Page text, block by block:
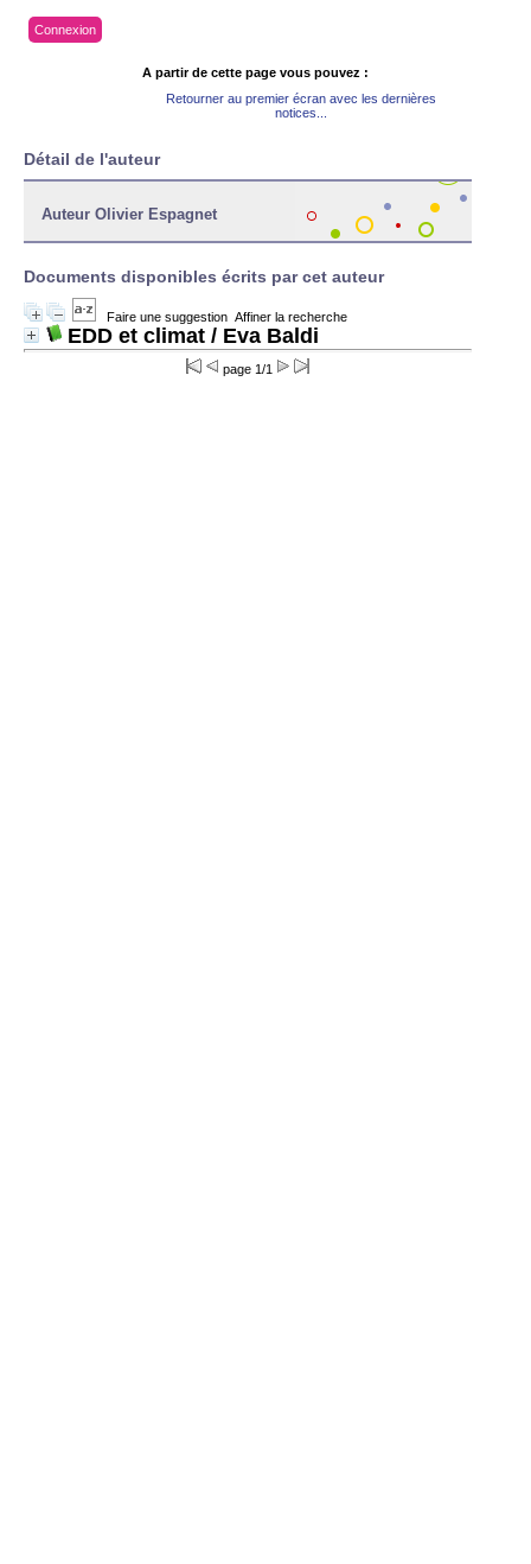
Connexion
A partir de cette page vous pouvez :
Retourner au premier écran avec les dernières
notices...
Détail de l'auteur
Auteur Olivier Espagnet
Documents disponibles écrits par cet auteur
Faire une suggestion Affiner la recherche
EDD et climat / Eva Baldi
page 1/1